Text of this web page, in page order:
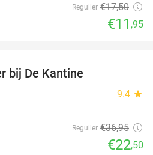
Regulier €17,50
€11 ,95
bij De Kantine
9.4 star
Regulier €36,95
€22,50